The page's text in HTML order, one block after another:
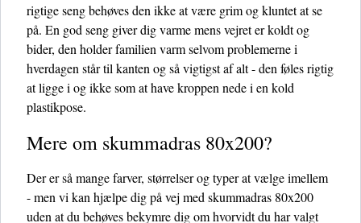
rigtige seng behøves den ikke at være grim og kluntet at se
på. En god seng giver dig varme mens vejret er koldt og
bider, den holder familien varm selvom problemerne i
hverdagen står til kanten og så vigtigst af alt - den føles rigtig
at ligge i og ikke som at have kroppen nede i en kold
plastikpose.
Mere om skummadras 80x200?
Der er så mange farver, størrelser og typer at vælge imellem
- men vi kan hjælpe dig på vej med skummadras 80x200
uden at du behøves bekymre dig om hvorvidt du har valgt